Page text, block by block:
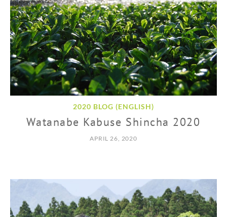
2020 BLOG (ENGLISH)
Watanabe Kabuse Shincha 2020
APRIL 26, 2020